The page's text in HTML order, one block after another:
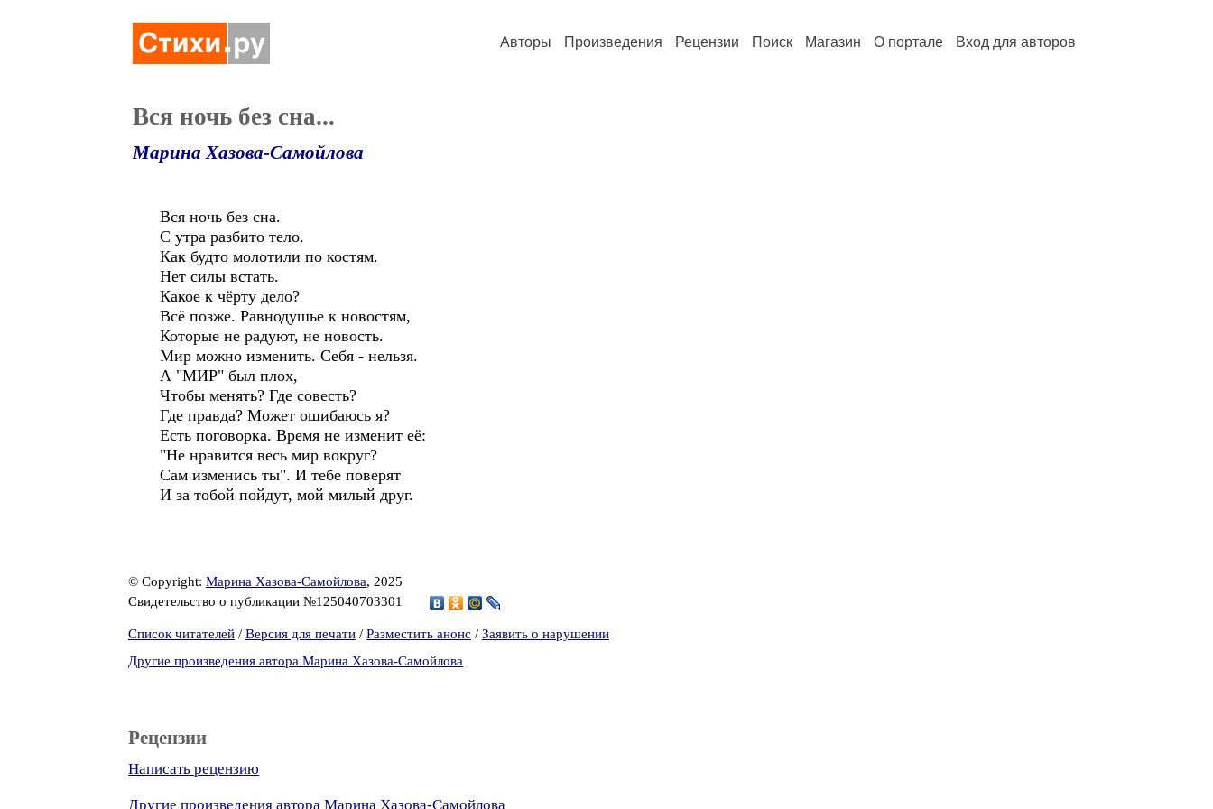
Авторы Произведения Рецензии Поиск Магазин О портале Вход для авторов
Вся ночь без сна...
Марина Хазова-Самойлова
Вся ночь без сна.
С утра разбито тело.
Как будто молотили по костям.
Нет силы встать.
Какое к чёрту дело?
Всё позже. Равнодушье к новостям,
Которые не радуют, не новость.
Мир можно изменить. Себя - нельзя.
А "МИР" был плох,
Чтобы менять? Где совесть?
Где правда? Может ошибаюсь я?
Есть поговорка. Время не изменит её:
"Не нравится весь мир вокруг?
Сам изменись ты". И тебе поверят
И за тобой пойдут, мой милый друг.
© Copyright: Марина Хазова-Самойлова, 2025
Свидетельство о публикации №125040703301
Список читателей / Версия для печати / Разместить анонс / Заявить о нарушении
Другие произведения автора Марина Хазова-Самойлова
Рецензии
Написать рецензию
Другие произведения автора Марина Хазова-Самойлова